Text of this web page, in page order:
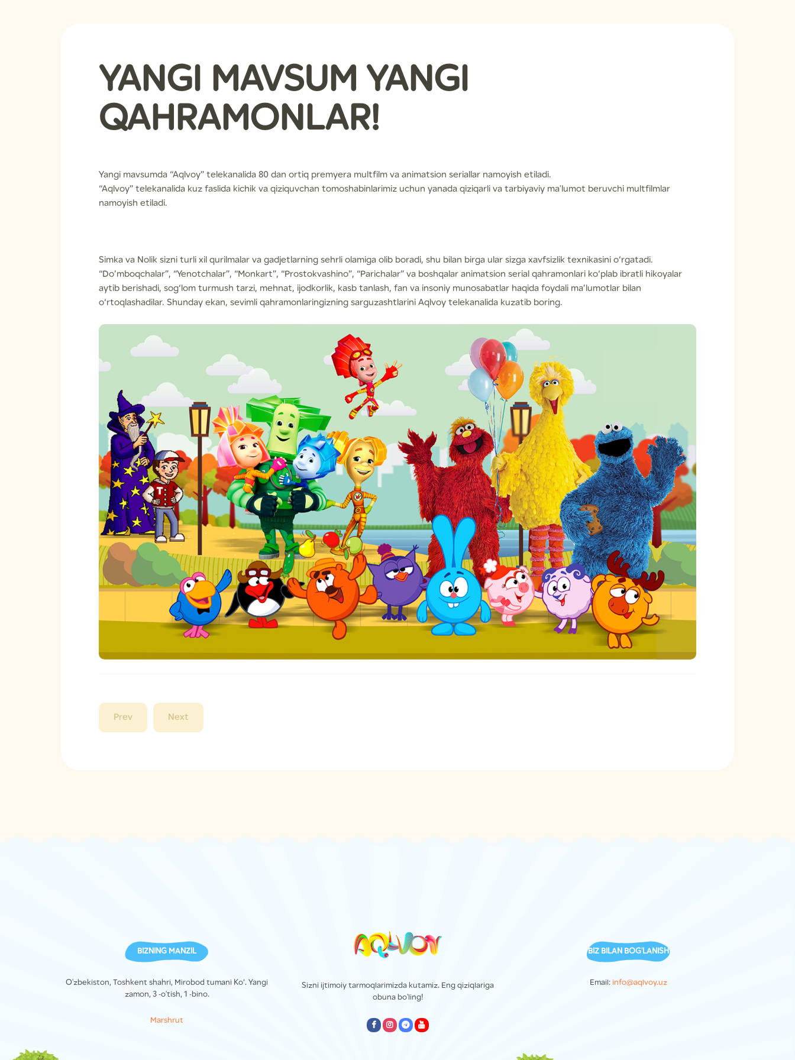
YANGI MAVSUM YANGI
QAHRAMONLAR!
Yangi mavsumda “Aqlvoy” telekanalida 80 dan ortiq premyera multfilm va animatsion seriallar namoyish etiladi.
“Aqlvoy” telekanalida kuz faslida kichik va qiziquvchan tomoshabinlarimiz uchun yanada qiziqarli va tarbiyaviy ma'lumot beruvchi multfilmlar
namoyish etiladi.
Simka va Nolik sizni turli xil qurilmalar va gadjetlarning sehrli olamiga olib boradi, shu bilan birga ular sizga xavfsizlik texnikasini o‘rgatadi.
“Do’mboqchalar”, “Yenotchalar”, “Monkart”, “Prostokvashino”, “Parichalar” va boshqalar animatsion serial qahramonlari ko‘plab ibratli hikoyalar
aytib berishadi, sog‘lom turmush tarzi, mehnat, ijodkorlik, kasb tanlash, fan va insoniy munosabatlar haqida foydali ma’lumotlar bilan
o‘rtoqlashadilar. Shunday ekan, sevimli qahramonlaringizning sarguzashtlarini Aqlvoy telekanalida kuzatib boring.
Prev Next
BIZNING MANZIL
O'zbekiston, Toshkent shahri, Mirobod tumani Ko’. Yangi
zamon, 3 -o'tish, 1 -bino.
Marshrut
Sizni ijtimoiy tarmoqlarimizda kutamiz. Eng qiziqlariga
obuna bo'ling!
emptyemptyemptyempty
BIZ BILAN BOG'LANISH
Email: info@aqlvoy.uz